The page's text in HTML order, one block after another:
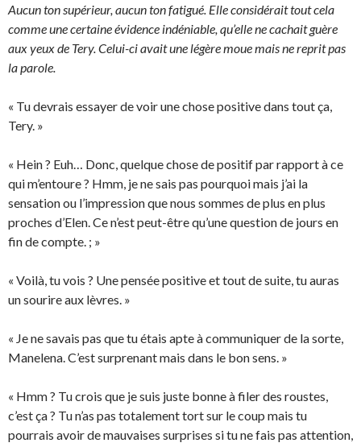
Aucun ton supérieur, aucun ton fatigué. Elle considérait tout cela
comme une certaine évidence indéniable, qu’elle ne cachait guère
aux yeux de Tery. Celui-ci avait une légère moue mais ne reprit pas
la parole.
« Tu devrais essayer de voir une chose positive dans tout ça,
Tery. »
« Hein ? Euh… Donc, quelque chose de positif par rapport à ce
qui m’entoure ? Hmm, je ne sais pas pourquoi mais j’ai la
sensation ou l’impression que nous sommes de plus en plus
proches d’Elen. Ce n’est peut-être qu’une question de jours en
fin de compte. ; »
« Voilà, tu vois ? Une pensée positive et tout de suite, tu auras
un sourire aux lèvres. »
« Je ne savais pas que tu étais apte à communiquer de la sorte,
Manelena. C’est surprenant mais dans le bon sens. »
« Hmm ? Tu crois que je suis juste bonne à filer des roustes,
c’est ça ? Tu n’as pas totalement tort sur le coup mais tu
pourrais avoir de mauvaises surprises si tu ne fais pas attention,